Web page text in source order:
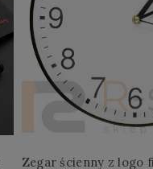
Zegar ścienny z logo